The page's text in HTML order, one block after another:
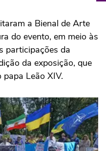
a Bienal de Arte
do evento, em meio às
participações da
da exposição, que
Leão XIV.